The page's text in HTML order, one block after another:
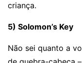
criança.
5) Solomon’s Key
Não sei quanto a